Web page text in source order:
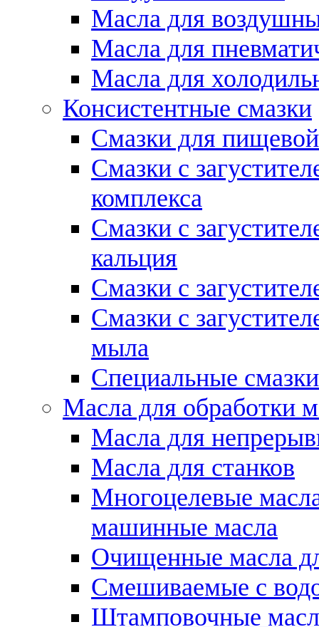
Масла для
Масла для
Масла для
Консистентные смазки
Смазки для
Смазки с
комплекса
Смазки с
кальция
Смазки с
Смазки с
мыла
Специальные смазки
Масла для обработки
Масла для
Масла для станков
Многоцелевые
машинные масла
Очищенные масла
Смешиваемые с
Штамповочные